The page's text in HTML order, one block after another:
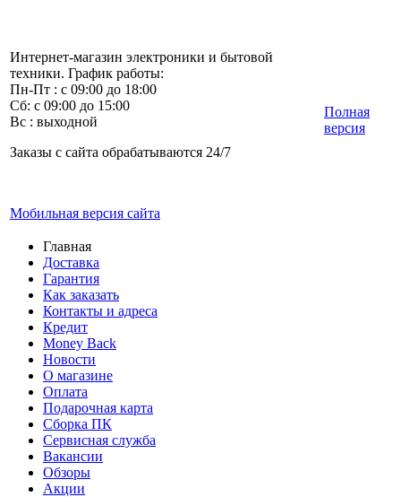
Интернет-магазин электроники и бытовой
техники. График работы:
Пн-Пт : с 09:00 до 18:00
Сб: с 09:00 до 15:00
Вс : выходной
Заказы с сайта обрабатываются 24/7
Мобильная версия сайта
Полная
версия
Главная
Доставка
Гарантия
Как заказать
Контакты и адреса
Кредит
Money Back
Новости
О магазине
Оплата
Подарочная карта
Сборка ПК
Сервисная служба
Вакансии
Обзоры
Акции